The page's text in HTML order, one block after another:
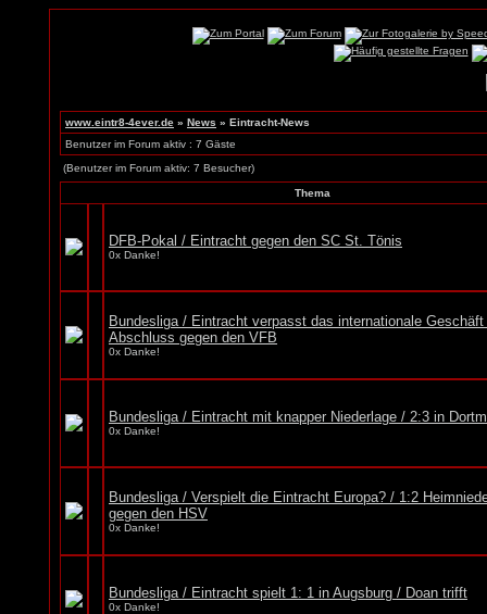
www.eintr8-4ever.de » News » Eintracht-News
Benutzer im Forum aktiv : 7 Gäste
(Benutzer im Forum aktiv: 7 Besucher)
Thema
DFB-Pokal / Eintracht gegen den SC St. Tönis
0x Danke!
Bundesliga / Eintracht verpasst das internationale
Abschluss gegen den VFB
0x Danke!
Bundesliga / Eintracht mit knapper Niederlage / 2:3 in
0x Danke!
Bundesliga / Verspielt die Eintracht Europa? / 1:2
gegen den HSV
0x Danke!
Bundesliga / Eintracht spielt 1: 1 in Augsburg / Doan trifft
0x Danke!